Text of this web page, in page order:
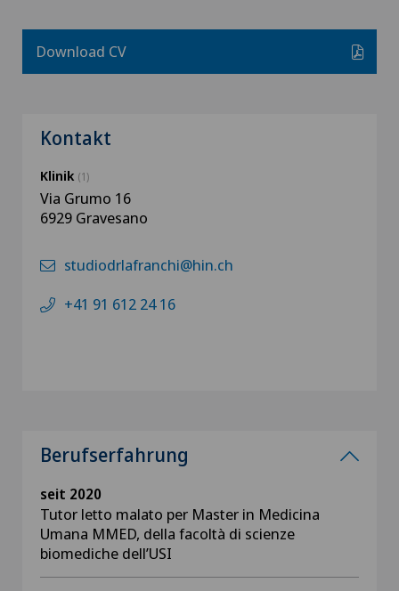
Download CV
Kontakt
Klinik (1)
Via Grumo 16
6929 Gravesano
studiodrlafranchi@hin.ch
+41 91 612 24 16
Berufserfahrung
seit 2020
Tutor letto malato per Master in Medicina
Umana MMED, della facoltà di scienze
biomediche dell’USI